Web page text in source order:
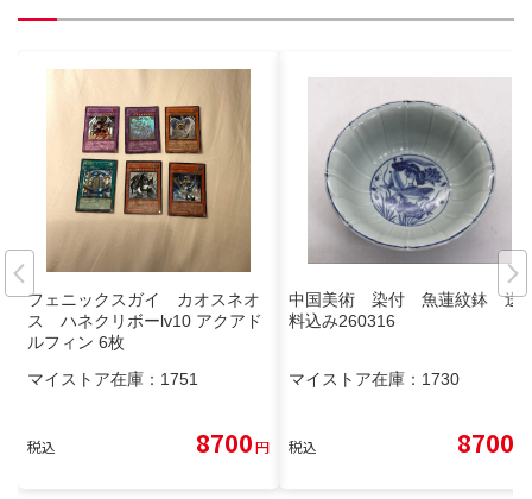
フェニックスガイ カオスネオ
ス ハネクリボーlv10 アクアド
ルフィン 6枚
マイストア在庫： 1751
税込 8700円
中国美術 染付 魚蓮紋鉢 送
料込み260316
マイストア在庫： 1730
税込 8700